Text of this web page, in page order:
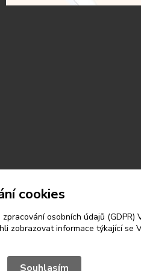
cookies
osobních údajů (GDPR)
zobrazovat informace týkající se
Souhlasím